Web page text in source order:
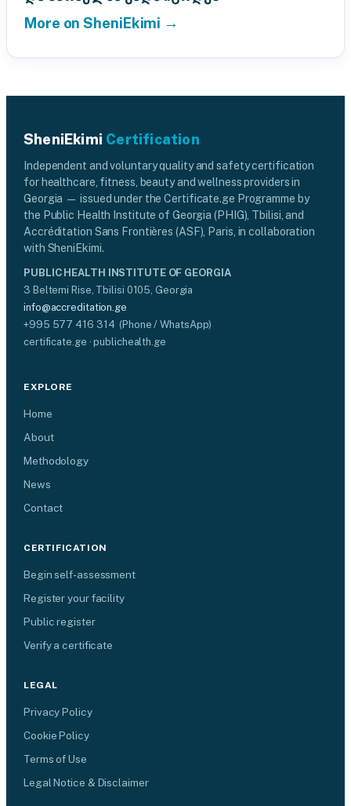
More on SheniEkimi →
SheniEkimi Certification
Independent and voluntary quality and safety certification
for healthcare, fitness, beauty and wellness providers in
Georgia — issued under the Certificate.ge Programme by
the Public Health Institute of Georgia (PHIG), Tbilisi, and
Accréditation Sans Frontières (ASF), Paris, in collaboration
with SheniEkimi.
PUBLIC HEALTH INSTITUTE OF GEORGIA
3 Beltemi Rise, Tbilisi 0105, Georgia
info@accreditation.ge
+995 577 416 314 (Phone / WhatsApp)
certificate.ge · publichealth.ge
EXPLORE
Home
About
Methodology
News
Contact
CERTIFICATION
Begin self-assessment
Register your facility
Public register
Verify a certificate
LEGAL
Privacy Policy
Cookie Policy
Terms of Use
Legal Notice & Disclaimer